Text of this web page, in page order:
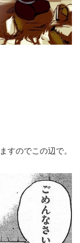
すのでこの辺で。